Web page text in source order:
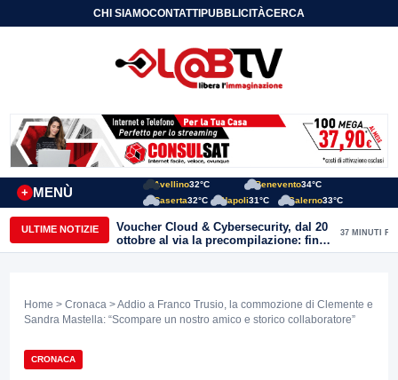
CHI SIAMOCONTATTIPUBBLICITÀCERCA
MENÙ
+
Avellino32°C Benevento34°C
Caserta32°C Napoli31°C Salerno33°C
ULTIME NOTIZIE
Voucher Cloud & Cybersecurity, dal 20
ottobre al via la precompilazione: fino
a 20mila euro a fondo perduto per
37 MINUTI FA
Home > Cronaca > Addio a Franco Trusio, la commozione di Clemente e
Sandra Mastella: “Scompare un nostro amico e storico collaboratore”
CRONACA